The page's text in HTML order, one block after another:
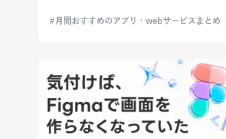
月間おすすめのアプリ・webサービスまとめ